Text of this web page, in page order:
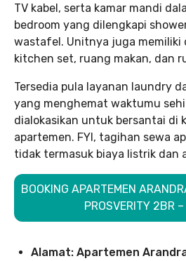
TV kabel, serta kamar mandi
bedroom yang dilengkapi
wastafel. Unitnya juga memiliki
kitchen set, ruang makan, dan
Tersedia pula layanan laundry
yang menghemat waktumu
dialokasikan untuk bersantai di
apartemen. FYI, tagihan sewa
tidak termasuk biaya listrik dan
BOOKING APARTEMEN
PROSVERITY 2BR
Alamat: Apartemen